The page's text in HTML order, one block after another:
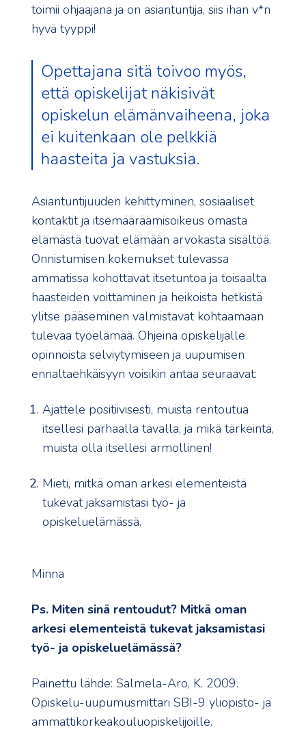
toimii ohjaajana ja on asiantuntija, siis ihan v*n
hyvä tyyppi!
Opettajana sitä toivoo myös,
että opiskelijat näkisivät
opiskelun elämänvaiheena, joka
ei kuitenkaan ole pelkkiä
haasteita ja vastuksia.
Asiantuntijuuden kehittyminen, sosiaaliset
kontaktit ja itsemääräämisoikeus omasta
elämästä tuovat elämään arvokasta sisältöä.
Onnistumisen kokemukset tulevassa
ammatissa kohottavat itsetuntoa ja toisaalta
haasteiden voittaminen ja heikoista hetkistä
ylitse pääseminen valmistavat kohtaamaan
tulevaa työelämää. Ohjeina opiskelijalle
opinnoista selviytymiseen ja uupumisen
ennaltaehkäisyyn voisikin antaa seuraavat:
Ajattele positiivisesti, muista rentoutua
itsellesi parhaalla tavalla, ja mikä tärkeintä,
muista olla itsellesi armollinen!
Mieti, mitkä oman arkesi elementeistä
tukevat jaksamistasi työ- ja
opiskeluelämässä.
Minna
Ps. Miten sinä rentoudut? Mitkä oman
arkesi elementeistä tukevat jaksamistasi
työ- ja opiskeluelämässä?
Painettu lähde: Salmela-Aro, K. 2009.
Opiskelu-uupumusmittari SBI-9 yliopisto- ja
ammattikorkeakouluopiskelijoille.